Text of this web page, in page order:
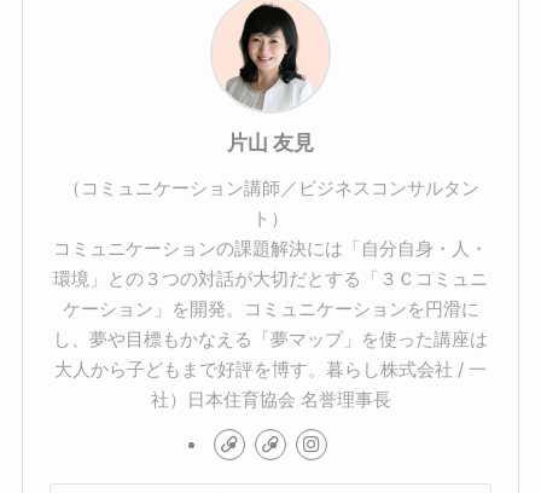
片山 友見
（コミュニケーション講師／ビジネスコンサルタン
ト）
コミュニケーションの課題解決には「自分自身・人・
環境」との３つの対話が大切だとする「３Ｃコミュニ
ケーション」を開発。コミュニケーションを円滑に
し、夢や目標もかなえる「夢マップ」を使った講座は
大人から子どもまで好評を博す。暮らし株式会社 / 一
社）日本住育協会 名誉理事長